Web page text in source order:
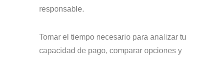
responsable.
Tomar el tiempo necesario para analizar tu
capacidad de pago, comparar opciones y